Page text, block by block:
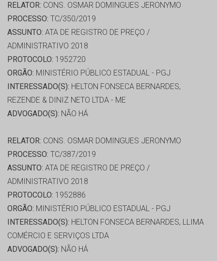
RELATOR: CONS. OSMAR DOMINGUES JERONYMO
PROCESSO: TC/350/2019
ASSUNTO: ATA DE REGISTRO DE PREÇO /
ADMINISTRATIVO 2018
PROTOCOLO: 1952720
ORGÃO: MINISTÉRIO PÚBLICO ESTADUAL - PGJ
INTERESSADO(S): HELTON FONSECA BERNARDES,
REZENDE & DINIZ NETO LTDA - ME
ADVOGADO(S): NÃO HÁ
RELATOR: CONS. OSMAR DOMINGUES JERONYMO
PROCESSO: TC/387/2019
ASSUNTO: ATA DE REGISTRO DE PREÇO /
ADMINISTRATIVO 2018
PROTOCOLO: 1952886
ORGÃO: MINISTÉRIO PÚBLICO ESTADUAL - PGJ
INTERESSADO(S): HELTON FONSECA BERNARDES, LLIMA
COMÉRCIO E SERVIÇOS LTDA
ADVOGADO(S): NÃO HÁ